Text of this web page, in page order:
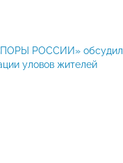
РОССИИ» обсудил
уловов жителей